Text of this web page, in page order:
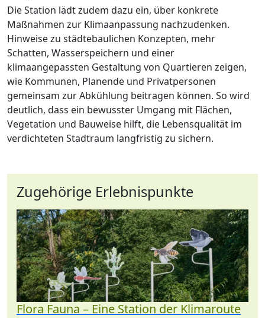
Die Station lädt zudem dazu ein, über konkrete
Maßnahmen zur Klimaanpassung nachzudenken.
Hinweise zu städtebaulichen Konzepten, mehr
Schatten, Wasserspeichern und einer
klimaangepassten Gestaltung von Quartieren zeigen,
wie Kommunen, Planende und Privatpersonen
gemeinsam zur Abkühlung beitragen können. So wird
deutlich, dass ein bewusster Umgang mit Flächen,
Vegetation und Bauweise hilft, die Lebensqualität im
verdichteten Stadtraum langfristig zu sichern.
Zugehörige Erlebnispunkte
Flora Fauna – Eine Station der Klimaroute